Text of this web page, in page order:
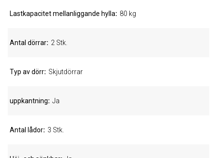
Lastkapacitet mellanliggande hylla 80 kg
Antal dörrar 2 Stk.
Typ av dörr Skjutdörrar
uppkantning Ja
Antal lådor 3 Stk.